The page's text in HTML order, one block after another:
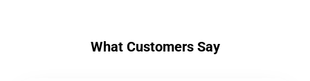
What Customers Say